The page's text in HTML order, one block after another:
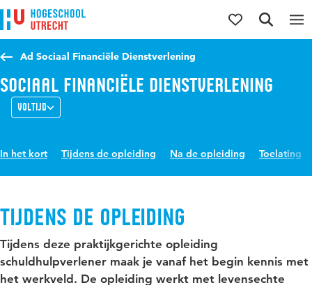
Direct naar de inhoud
Direct naar de hoofdnavigatie
Direct naar de zoekfunctie
Ad Sociaal Financiële Dienstverlening
Sociaal Financiële Dienstverlening
Voltijd
In het kort Tijdens de opleiding Na de opleiding Toelating
Tijdens de opleiding
Tijdens deze praktijkgerichte opleiding
schuldhulpverlener maak je vanaf het begin kennis met
het werkveld. De opleiding werkt met levensechte